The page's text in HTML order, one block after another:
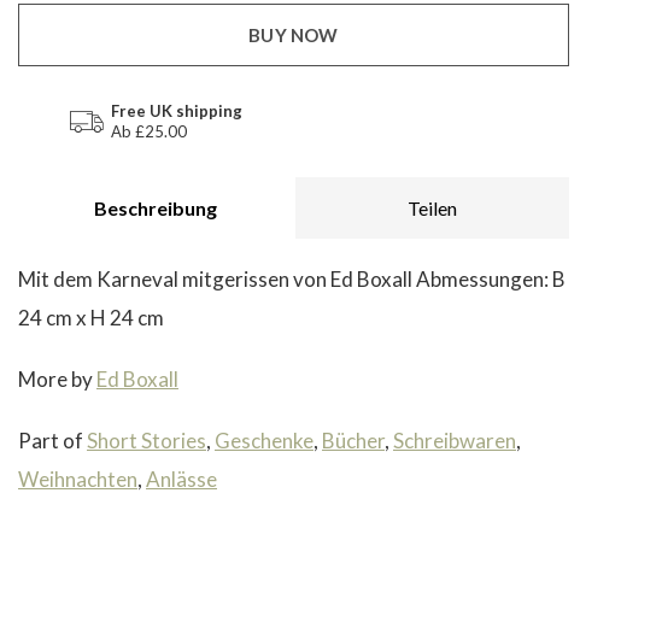
BUY NOW
Free UK shipping
Ab £25.00
Beschreibung Teilen
Mit dem Karneval mitgerissen von Ed Boxall Abmessungen: B
24 cm x H 24 cm
More byEd Boxall
Part ofShort Stories, Geschenke, Bücher,Schreibwaren,
Weihnachten,Anlässe